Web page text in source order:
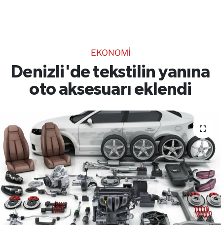
EKONOMİ
Denizli'de tekstilin yanına
oto aksesuarı eklendi
RESMİ İLANLAR
Gencsesfm Canlı Dinle